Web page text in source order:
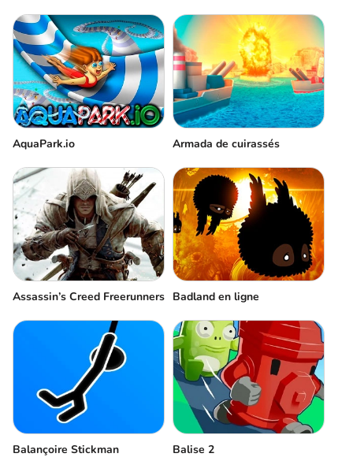
AquaPark.io Armada de cuirassés
Assassin’s Creed Freerunners Badland en ligne
Balançoire Stickman Balise 2